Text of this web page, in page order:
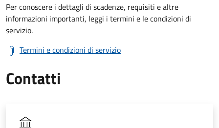
Per conoscere i dettagli di scadenze, requisiti e altre
informazioni importanti, leggi i termini e le condizioni di
servizio.
Termini e condizioni di servizio
Contatti